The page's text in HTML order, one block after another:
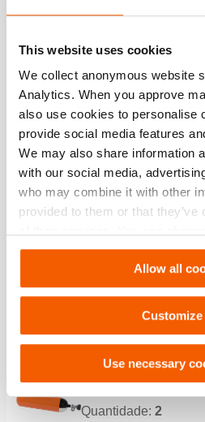
This website uses cookies
We collect anonymous website
Analytics. When you approve
also use cookies to personalise
provide social media features
We may also share information
with our social media,
who may combine it with other
provided to them or that
Settings. See our
Allow all
Customize
Use necessary
Veja os detalhes
Almofada de
Quantidade:2
Veja os detalhes
Conjunto de
Quantidade:1
Veja os detalhes
Botija de ar de 300
Quantidade: 2